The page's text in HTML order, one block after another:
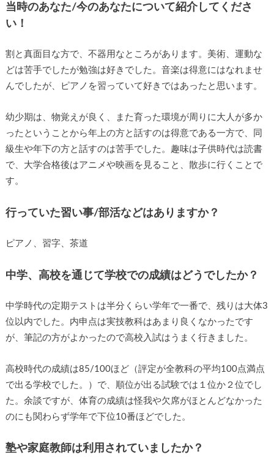
当時のあなた/今のあなたについて紹介してくださ
い！
割と真面目な方で、不器用なところがあります。美術、運動な
どは苦手でしたが勉強は好きでした。音楽は得意にはなれませ
んでしたが、ピアノを習っていて好きではあったと思います。
幼少期は、物覚えが良く、また育った環境が周りに大人が多か
ったということから年上の方と話すのは得意である一方で、同
級生や年下の方と話すのは苦手でした。趣味は子供時代は読書
で、大学合格後はアニメや映画を見ること、散歩に行くことで
す。
行っていた習い事/部活などはありますか？
ピアノ、習字、茶道
中学、高校を通じて学校での成績はどうでしたか？
中学時代の定期テストは半分くらい学年で一番で、残りは大体3
位以内でした。内申点は実技教科はあまり良くなかったです
が、筆記の方がよかったので高校入試はうまく行きました。
高校時代の成績は85/100ほど（評定が全教科の平均100点満点
で出る学校でした。）で、順位が出る試験では１位か２位でし
た。余談ですが、体育の成績は怪我や欠席がほとんどなかった
のにも関わらず学年で下位10番ほどでした。
塾や家庭教師は利用されていましたか？